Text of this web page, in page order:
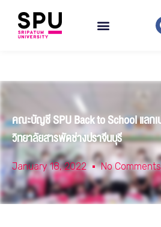
คณะบัญชี SPU Back to School แลก
วิทยาลัยสารพัดช่างปราจีนบุรี
January 18, 2022 No Comments